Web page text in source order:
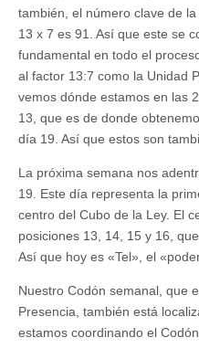
también, el número clave de
13 x 7 es 91. Así que este se
fundamental en todo el
al factor 13:7 como la Unidad
vemos dónde estamos en las
13, que es de donde
día 19. Así que estos son
La próxima semana nos
19. Este día representa la
centro del Cubo de la Ley. El
posiciones 13, 14, 15 y 16,
Así que hoy es «Tel», el
Nuestro Codón semanal, que
Presencia, también está
estamos coordinando el